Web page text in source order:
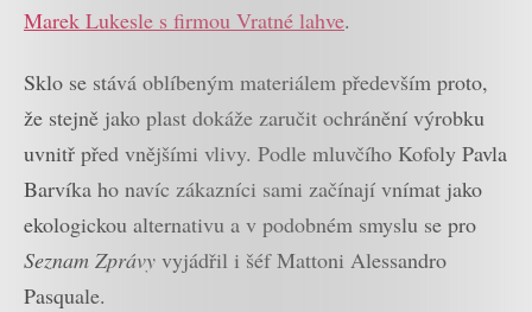
Marek Lukesle s firmou Vratné lahve.
Sklo se stává oblíbeným materiálem především proto,
že stejně jako plast dokáže zaručit ochránění výrobku
uvnitř před vnějšími vlivy. Podle mluvčího Kofoly Pavla
Barvíka ho navíc zákazníci sami začínají vnímat jako
ekologickou alternativu a v podobném smyslu se pro
Seznam Zprávy vyjádřil i šéf Mattoni Alessandro
Pasquale.